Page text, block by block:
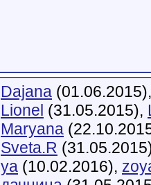
Dajana
Lionel (31.05.2015),
Maryana
Sveta.R
ya (10.02.2016),